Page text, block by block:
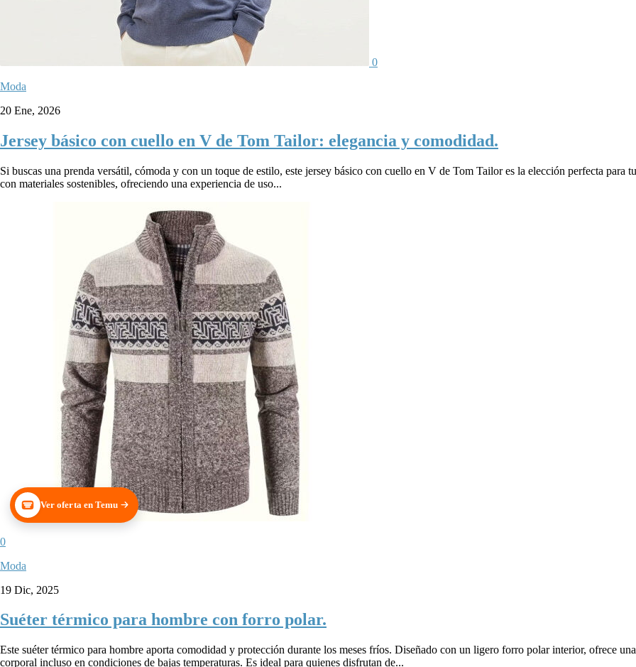
0
Moda
20 Ene, 2026
Jersey básico con cuello en V de Tom Tailor: elegancia y comodidad.
Si buscas una prenda versátil, cómoda y con un toque de estilo, este jersey básico con cuello en V de Tom Tailor es la elección perfecta para
con materiales sostenibles, ofreciendo una experiencia de uso...
Ver oferta en Temu
0
Moda
19 Dic, 2025
Suéter térmico para hombre con forro polar.
Este suéter térmico para hombre aporta comodidad y protección durante los meses fríos. Diseñado con un ligero forro polar interior, ofrece
corporal incluso en condiciones de bajas temperaturas. Es ideal para quienes disfrutan de...